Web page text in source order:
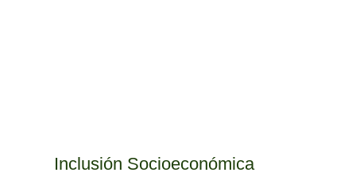
Inclusión Socioeconómica